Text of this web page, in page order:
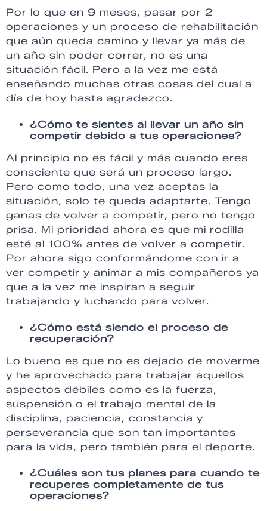
Por lo que en 9 meses, pasar por 2
operaciones y un proceso de rehabilitación
que aún queda camino y llevar ya más de
un año sin poder correr, no es una
situación fácil. Pero a la vez me está
enseñando muchas otras cosas del cual a
día de hoy hasta agradezco.
¿Cómo te sientes al llevar un año sin
competir debido a tus operaciones?
Al principio no es fácil y más cuando eres
consciente que será un proceso largo.
Pero como todo, una vez aceptas la
situación, solo te queda adaptarte. Tengo
ganas de volver a competir, pero no tengo
prisa. Mi prioridad ahora es que mi rodilla
esté al 100% antes de volver a competir.
Por ahora sigo conformándome con ir a
ver competir y animar a mis compañeros ya
que a la vez me inspiran a seguir
trabajando y luchando para volver.
¿Cómo está siendo el proceso de
recuperación?
Lo bueno es que no es dejado de moverme
y he aprovechado para trabajar aquellos
aspectos débiles como es la fuerza,
suspensión o el trabajo mental de la
disciplina, paciencia, constancia y
perseverancia que son tan importantes
para la vida, pero también para el deporte.
¿Cuáles son tus planes para cuando te
recuperes completamente de tus
operaciones?